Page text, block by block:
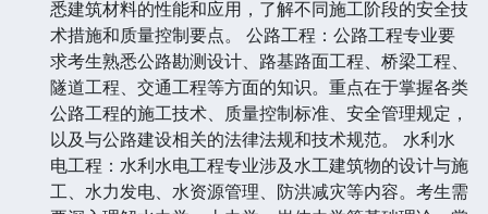
悉建筑材料的性能和应用，了解不同施工阶段的安全技
术措施和质量控制要点。 公路工程：公路工程专业要
求考生熟悉公路勘测设计、路基路面工程、桥梁工程、
隧道工程、交通工程等方面的知识。重点在于掌握各类
公路工程的施工技术、质量控制标准、安全管理规定，
以及与公路建设相关的法律法规和技术规范。 水利水
电工程：水利水电工程专业涉及水工建筑物的设计与施
工、水力发电、水资源管理、防洪减灾等内容。考生需